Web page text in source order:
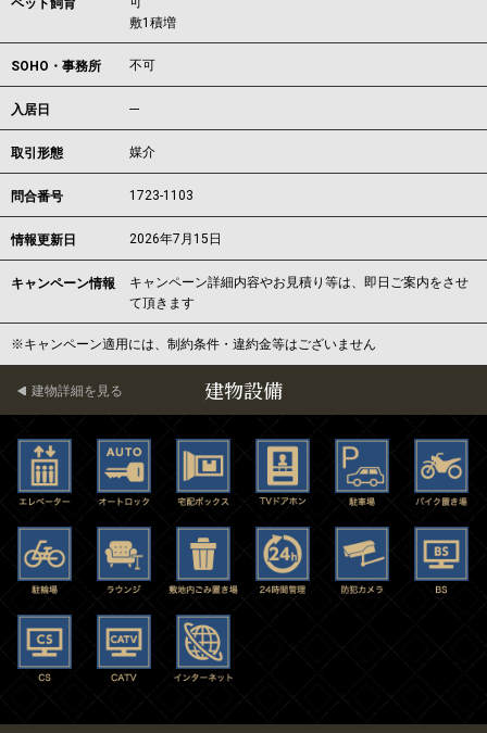
ペット飼育
敷1積増
SOHO・事務所 不可
入居日 ---
取引形態 媒介
問合番号 1723-1103
情報更新日 2026年7月15日
キャンペーン情報
キャンペーン詳細内容やお見積り等は、即日ご案内をさせ
て頂きます
※キャンペーン適用には、制約条件・違約金等はございません
建物設備
建物詳細を見る